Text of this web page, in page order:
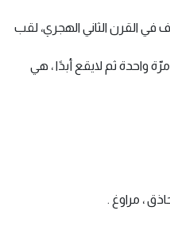
في القرن الثاني الهجري، لقب
واحدة ثم لايقع أبدًا ، هي
، مراوغ .